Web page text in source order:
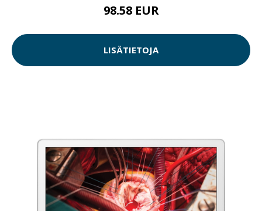
98.58 EUR
LISÄTIETOJA